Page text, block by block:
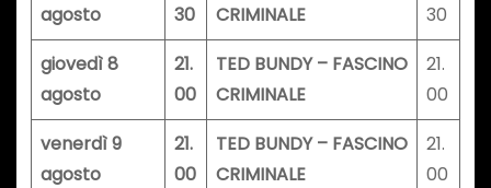
agosto
30
CRIMINALE
30
giovedì 8
agosto
21.
00
TED BUNDY – FASCINO
CRIMINALE
21.
00
venerdì 9
agosto
21.
00
TED BUNDY – FASCINO
CRIMINALE
21.
00